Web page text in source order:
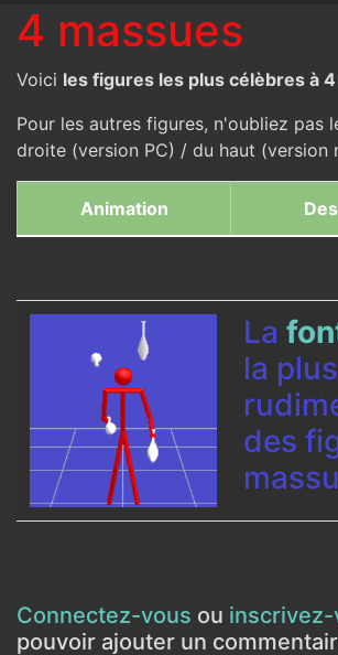
4 massues
Voici les figures les plus célèbres à
Pour les autres figures, n'oubliez pas
droite (version PC) / du haut (version
Animation
La
la plus
des
Connectez-vous ou inscrivez-
pouvoir ajouter un